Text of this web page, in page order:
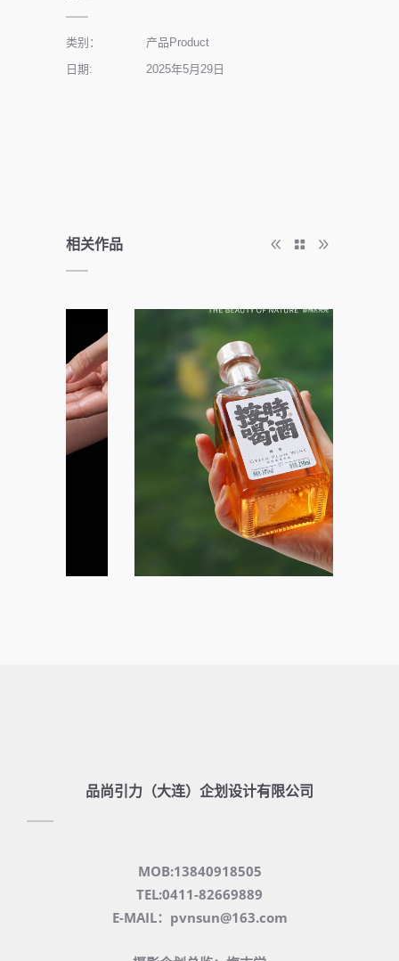
类别：
产品Product
日期:
2025年5月29日
相关作品
Plum wine
产品Product
品尚引力（大连）企划设计有限公司
MOB:13840918505
TEL:0411-82669889
E-MAIL：pvnsun@163.com